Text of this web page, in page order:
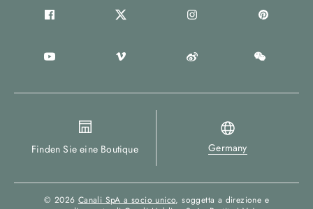
Finden Sie eine Boutique Germany
© 2026 Canali SpA a socio unico, soggetta a direzione e